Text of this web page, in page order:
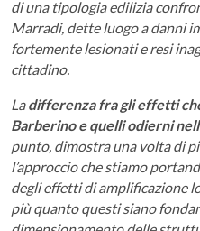
di una tipologia edilizia
Marradi, dette luogo a danni
fortemente lesionati e resi
cittadino.
Ladifferenza fra gli effetti
Barberino e quelli odierni
punto, dimostra una volta di
l’approccio che stiamo
degli effetti di amplificazione
più quanto questi siano